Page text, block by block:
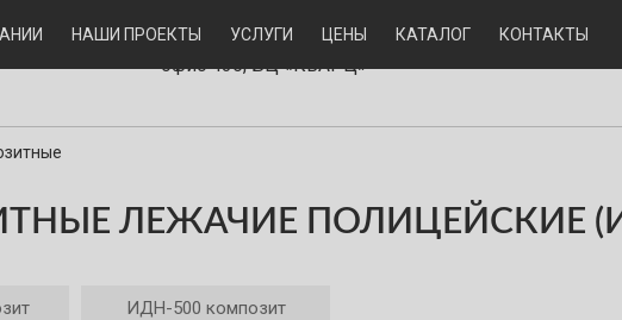
НАШИ ПРОЕКТЫ УСЛУГИ ЦЕНЫ КАТАЛОГ КОНТАКТЫ
Пискарёвский проспект, д.63 А,
офис 436, БЦ «КВАРЦ»
ЛЕЖАЧИЕ ПОЛИЦЕЙСКИЕ
ИДН-500 композит